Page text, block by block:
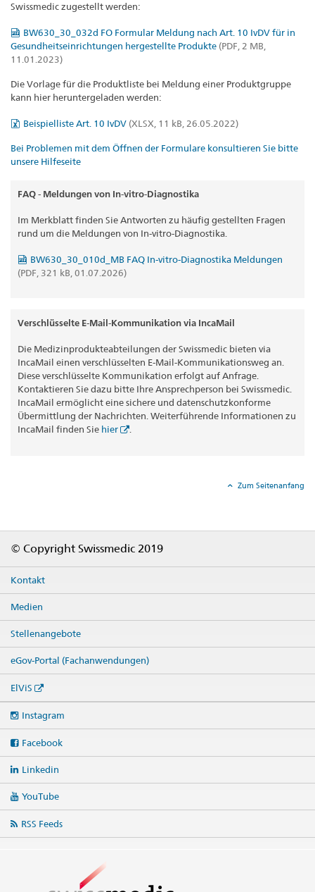
Swissmedic zugestellt werden:
BW630_30_032d FO Formular Meldung nach Art. 10 IvDV für in
Gesundheitseinrichtungen hergestellte Produkte (PDF, 2 MB,
11.01.2023)
Die Vorlage für die Produktliste bei Meldung einer Produktgruppe
kann hier heruntergeladen werden:
Beispielliste Art. 10 IvDV (XLSX, 11 kB, 26.05.2022)
Bei Problemen mit dem Öffnen der Formulare konsultieren Sie bitte
unsere Hilfeseite
FAQ - Meldungen von In-vitro-Diagnostika
Im Merkblatt finden Sie Antworten zu häufig gestellten Fragen
rund um die Meldungen von In-vitro-Diagnostika.
BW630_30_010d_MB FAQ In-vitro-Diagnostika Meldungen
(PDF, 321 kB, 01.07.2026)
Verschlüsselte E-Mail-Kommunikation via IncaMail
Die Medizinprodukteabteilungen der Swissmedic bieten via
IncaMail einen verschlüsselten E-Mail-Kommunikationsweg an.
Diese verschlüsselte Kommunikation erfolgt auf Anfrage.
Kontaktieren Sie dazu bitte Ihre Ansprechperson bei Swissmedic.
IncaMail ermöglicht eine sichere und datenschutzkonforme
Übermittlung der Nachrichten. Weiterführende Informationen zu
IncaMail finden Sie hier
Zum Seitenanfang
© Copyright Swissmedic 2019
Kontakt
Medien
Stellenangebote
eGov-Portal (Fachanwendungen)
ElViS
media
Instagram
Facebook
Linkedin
YouTube
RSS Feeds